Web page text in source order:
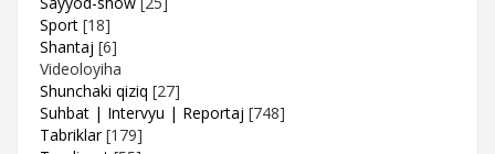
Sport [18]
Shantaj [6]
Videoloyiha
Shunchaki qiziq [27]
Suhbat | Intervyu | Reportaj [748]
Tabriklar [179]